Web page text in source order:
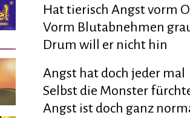
Hat tierisch Angst vorm
Vorm Blutabnehmen
Drum will er nicht hin
Angst hat doch jeder mal
Selbst die Monster
Angst ist doch ganz